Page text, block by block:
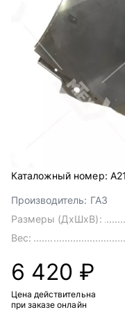
Каталожный номер:
Производитель: ГАЗ
Размеры (ДхШхВ):
Вес:
6 420 ₽
Цена действительна
при заказе онлайн